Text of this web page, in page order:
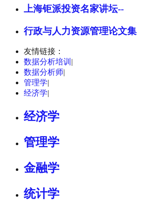
上海钜派投资名家讲坛--
行政与人力资源管理论文集
友情链接：
数据分析培训 |
数据分析师|
管理学|
经济学|
经济学
管理学
金融学
统计学